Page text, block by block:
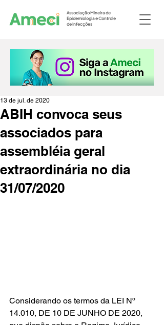
Associação Mineira de
Epidemiologia e Controle
de Infecções
ABIH convoca seus
associados para
assembléia geral
extraordinária no dia
31/07/2020
13 de jul. de 2020
Considerando os termos da LEI Nº
14.010, DE 10 DE JUNHO DE 2020,